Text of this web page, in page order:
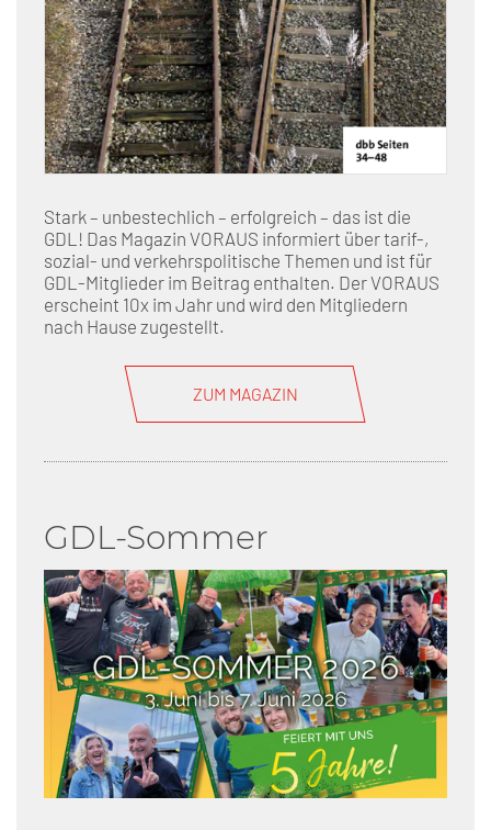
Stark – unbestechlich – erfolgreich – das ist die
GDL! Das Magazin VORAUS informiert über tarif-,
sozial- und verkehrspolitische Themen und ist für
GDL-Mitglieder im Beitrag enthalten. Der VORAUS
erscheint 10x im Jahr und wird den Mitgliedern
nach Hause zugestellt.
ZUM MAGAZIN
GDL-Sommer